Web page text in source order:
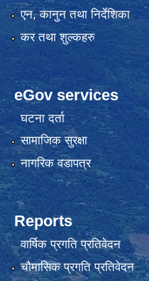
एन, कानुन तथा निर्देशिका
कर तथा शुल्कहरु
eGov services
घटना दर्ता
सामाजिक सुरक्षा
नागरिक वडापत्र
Reports
वार्षिक प्रगति प्रतिवेदन
चौमासिक प्रगति प्रतिवेदन